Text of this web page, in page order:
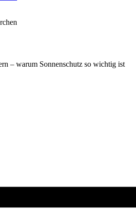
– warum Sonnenschutz so wichtig ist